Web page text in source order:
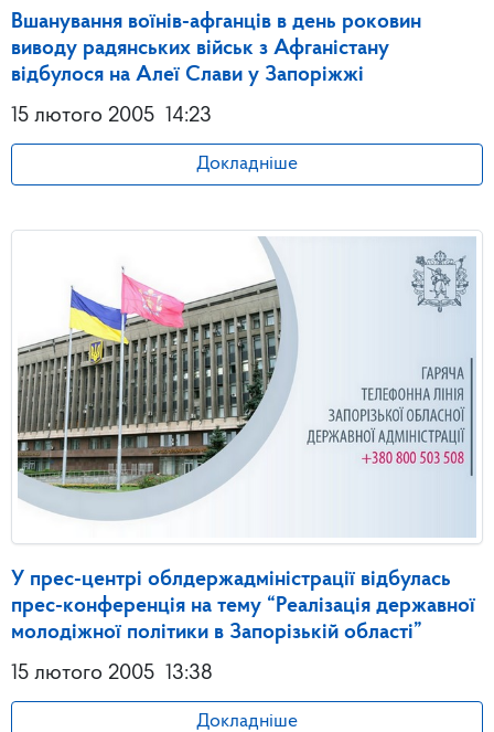
Вшанування воїнів-афганців в день роковин
виводу радянських військ з Афганістану
відбулося на Алеї Слави у Запоріжжі
15 лютого 2005 14:23
Докладніше
У прес-центрі облдержадміністрації відбулась
прес-конференція на тему “Реалізація державної
молодіжної політики в Запорізькій області”
15 лютого 2005 13:38
Докладніше